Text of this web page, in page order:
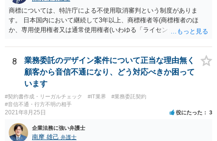
www.caa.go.jp/policies/policy/representation/fair_labeling/guideline/ass
ets/representation_cms216_230328_03.pdf の５頁（イ）、２（１）参
照
商標については、特許庁による不使用取消審判という制度がありま
す。 日本国内において継続して3年以上、商標権者等(商標権者のほ
か、専用使用権者又は通常使用権者(いわゆる「ライセンシー」)が、指
も、その指定商品・指定役務に関する商標登録を取り消すことについ
て、審判を請求することができます(商標法第50条第1項)。 また、登録
商標を有する企業から対象となる商標権を譲り受ける方法もあり得ま
す。 いずれにしても、詳しい事情に基づく判断を要するご事案かと思
われますので、一度、商標権に詳しい弁護士や弁理士に直接相談の
上、今後の方針の検討をなさってみるとよろしいかと思います。
8
業務委託のデザイン案件について正当な理由無く
顧客から音信不通になり、どう対応べきか困って
います
#契約書作成・リーガルチェック #IT業界
#業務委託契約
#音信不通・行方不明の相手
2021年8月25日 役にたった 3
企業法務に強い弁護士
南摩 雄己 弁護士